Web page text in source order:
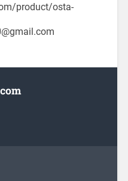
product/osta-